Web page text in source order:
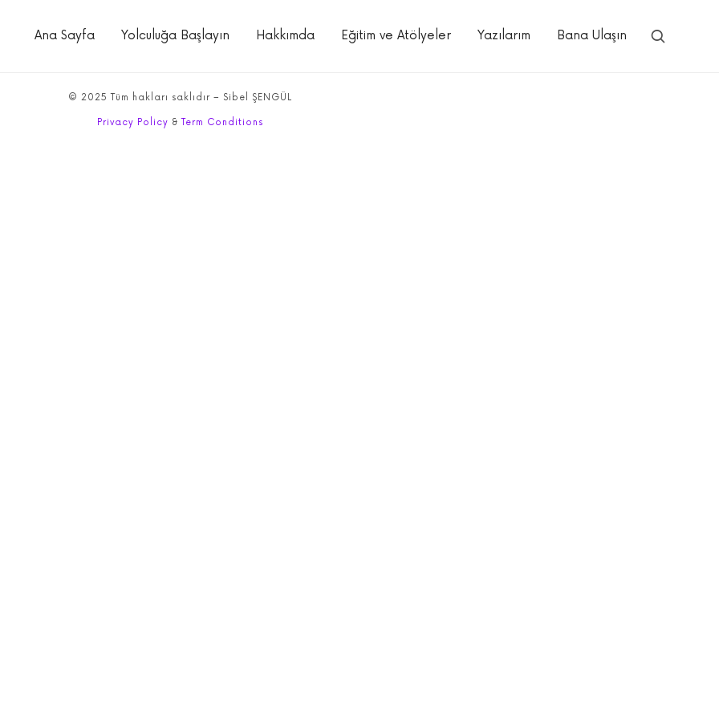
Ana Sayfa Yolculuğa Başlayın Hakkımda Eğitim ve Atölyeler Yazılarım Bana Ulaşın
© 2025 Tüm hakları saklıdır – Sibel ŞENGÜL
Privacy Policy &Term Conditions